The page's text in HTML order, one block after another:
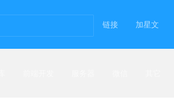
链接 加星文